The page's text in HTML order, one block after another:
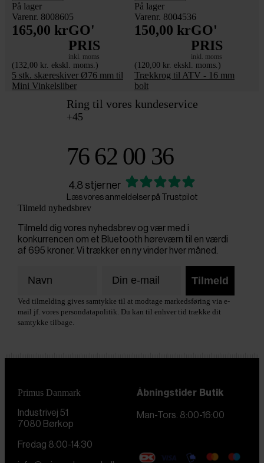
På lager
Varenr. 8008605
165,00 krGO'
PRIS
inkl. moms
(132,00 kr. ekskl. moms.)
5 stk. skæreskiver Ø76 mm til
Mini Vinkelsliber
På lager
Varenr. 8004536
150,00 krGO'
PRIS
inkl. moms
(120,00 kr. ekskl. moms.)
Trækkrog til ATV - 16 mm
bolt
Ring til vores kundeservice
+45
76 62 00 36
4.8 stjerner
Læs vores anmeldelser på Trustpilot
Tilmeld nyhedsbrev
Tilmeld dig vores nyhedsbrev og vær med i
konkurrencen om et Bluetooth høreværn til en værdi
af 695 kroner. Vi trækker en ny vinder hver måned.
Tilmeld
Ved tilmelding gives samtykke til at modtage markedsføring via e-
mail jf. vores persondatapolitik. Du kan til enhver tid trække dit
samtykke tilbage.
Primus Danmark
Industrivej 51
7080 Børkop
Åbningstider Butik
Man-Tors. 8:00-16:00
Fredag 8:00-14:30